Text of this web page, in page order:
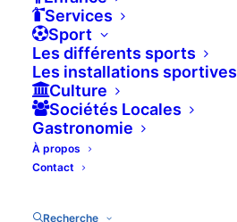
Services
Sport
Les différents sports
Les installations sportives
Culture
Sociétés Locales
Gastronomie
À propos
Contact
Recherche
SAM
22